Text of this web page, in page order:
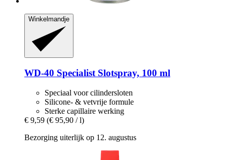
Winkelmandje
WD-40 Specialist Slotspray, 100 ml
Speciaal voor cilindersloten
Silicone- & vetvrije formule
Sterke capillaire werking
€ 9,59 (€ 95,90 / l)
Bezorging uiterlijk op 12. augustus